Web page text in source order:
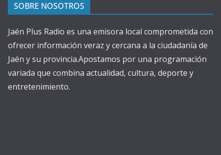
SOBRE NOSOTROS
Jaén Plus Radio es una emisora local comprometida con
ofrecer información veraz y cercana a la ciudadanía de
Jaén y su provincia.Apostamos por una programación
variada que combina actualidad, cultura, deporte y
entretenimiento.